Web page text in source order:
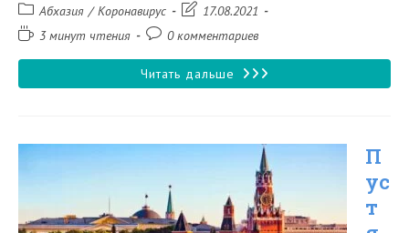
Рубрика
записи:
Абхазия / Коронавирус
Запись17.08.2021
Время3 минут чтения
Комментарии
записи:
0 комментариев
Читать дальше Новые
Россию
из
П
ус
т